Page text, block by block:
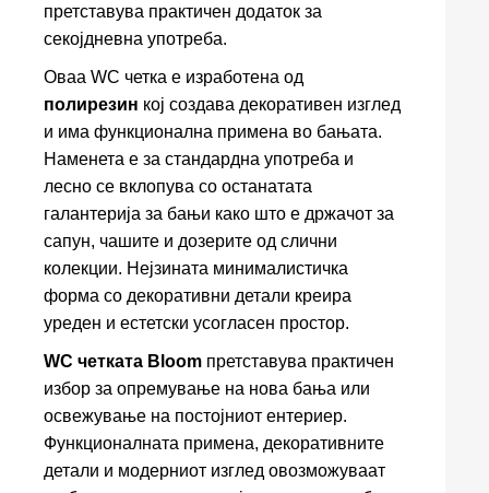
претставува практичен додаток за
секојдневна употреба.
Оваа WC четка е изработена од
полирезин кој создава декоративен изглед
и има функционална примена во бањата.
Наменета е за стандардна употреба и
лесно се вклопува со останатата
галантерија за бањи како што е држачот за
сапун, чашите и дозерите од слични
колекции. Нејзината минималистичка
форма со декоративни детали креира
уреден и естетски усогласен простор.
WC четката Bloom претставува практичен
избор за опремување на нова бања или
освежување на постојниот ентериер.
Функционалната примена, декоративните
детали и модерниот изглед овозможуваат